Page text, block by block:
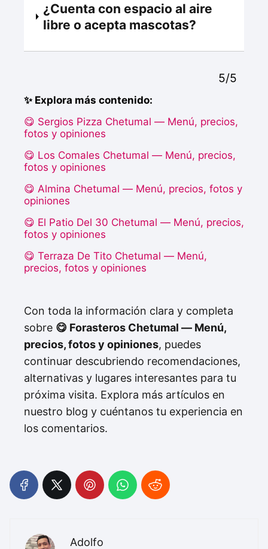
¿Cuenta con espacio al aire
libre o acepta mascotas?
5/5
✨ Explora más contenido:
😋 Sergios Pizza Chetumal — Menú, precios,
fotos y opiniones
😋 Los Comales Chetumal — Menú, precios,
fotos y opiniones
😋 Almina Chetumal — Menú, precios, fotos y
opiniones
😋 El Patio Del 30 Chetumal — Menú, precios,
fotos y opiniones
😋 Terraza De Tito Chetumal — Menú,
precios, fotos y opiniones
Con toda la información clara y completa
sobre 😋 Forasteros Chetumal — Menú,
precios, fotos y opiniones, puedes
continuar descubriendo recomendaciones,
alternativas y lugares interesantes para tu
próxima visita. Explora más artículos en
nuestro blog y cuéntanos tu experiencia en
los comentarios.
Adolfo